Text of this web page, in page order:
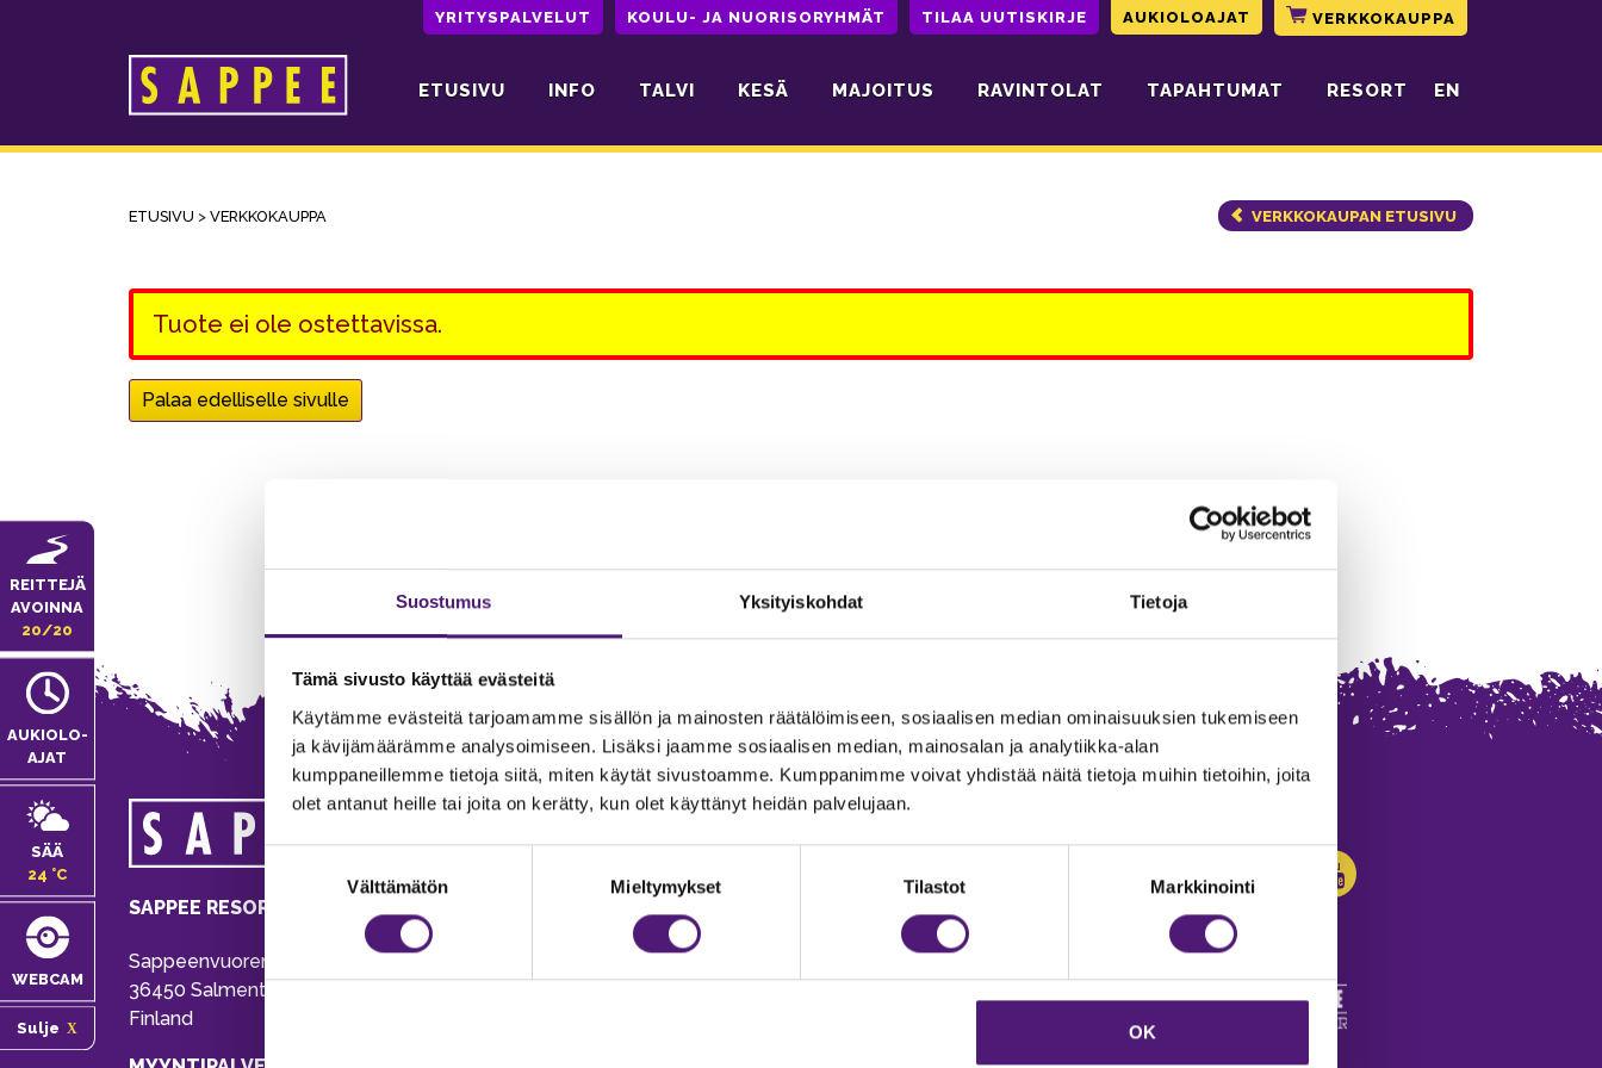
Suostumus Yksityiskohdat Tietoja
Tämä sivusto käyttää evästeitä
Käytämme evästeitä tarjoamamme sisällön ja mainosten räätälöimiseen, sosiaalisen median ominaisuuksien tukemiseen
ja kävijämäärämme analysoimiseen. Lisäksi jaamme sosiaalisen median, mainosalan ja analytiikka-alan
kumppaneillemme tietoja siitä, miten käytät sivustoamme. Kumppanimme voivat yhdistää näitä tietoja muihin tietoihin, joita
olet antanut heille tai joita on kerätty, kun olet käyttänyt heidän palvelujaan.
Välttämätön Mieltymykset Tilastot Markkinointi
OK
YRITYSPALVELUT KOULU- JA NUORISORYHMÄT TILAA UUTISKIRJE AUKIOLOAJAT VERKKOKAUPPA
Päävalikko ETUSIVU INFO TALVI KESÄ MAJOITUS RAVINTOLAT TAPAHTUMAT RESORT EN
REITTEJÄ
AVOINNA
20/20
AUKIOLO­
AJAT
SÄÄ
24 °C
WEBCAM
Sulje
ETUSIVU > VERKKOKAUPPA VERKKOKAUPAN ETUSIVU
Tuote ei ole ostettavissa.
Palaa edelliselle sivulle
SAPPEE RESORT
Sappeenvuorentie 200
36450 Salmentaka, Pälkäne
Finland
MAJOITUS
020 755 9975
majoitus@sappee.fi
Vastuullisuus
Avoimet työpaikat
Anna palautetta
Evästeasetukset